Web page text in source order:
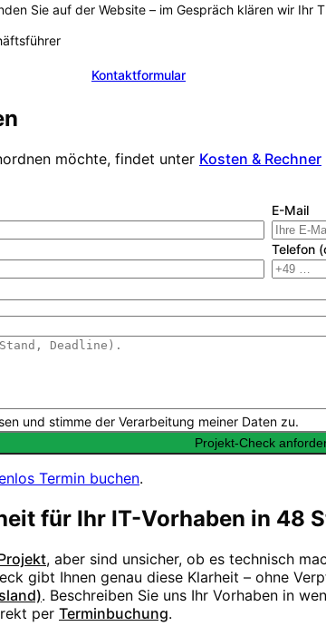
Sie auf der Website – im Gespräch klären wir Ihr
Kontaktformular
möchte, findet unter Kosten & Rechner
E-Mail
Telefon
und stimme der Verarbeitung meiner Daten zu.
Projekt-Check
Termin buchen.
für Ihr IT-Vorhaben in 48
, aber sind unsicher, ob es technisch
gibt Ihnen genau diese Klarheit – ohne
. Beschreiben Sie uns Ihr Vorhaben in
per Terminbuchung.